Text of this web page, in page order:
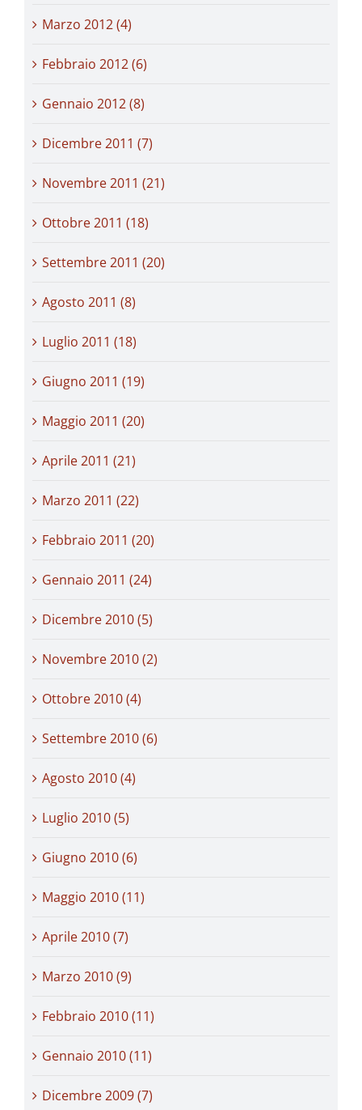
Marzo 2012 (4)
Febbraio 2012 (6)
Gennaio 2012 (8)
Dicembre 2011 (7)
Novembre 2011 (21)
Ottobre 2011 (18)
Settembre 2011 (20)
Agosto 2011 (8)
Luglio 2011 (18)
Giugno 2011 (19)
Maggio 2011 (20)
Aprile 2011 (21)
Marzo 2011 (22)
Febbraio 2011 (20)
Gennaio 2011 (24)
Dicembre 2010 (5)
Novembre 2010 (2)
Ottobre 2010 (4)
Settembre 2010 (6)
Agosto 2010 (4)
Luglio 2010 (5)
Giugno 2010 (6)
Maggio 2010 (11)
Aprile 2010 (7)
Marzo 2010 (9)
Febbraio 2010 (11)
Gennaio 2010 (11)
Dicembre 2009 (7)